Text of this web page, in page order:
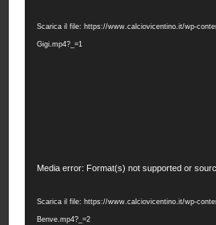
Scarica il file: https://www.calciovicentino.it/wp-
Gigi.mp4?_=1
Video
Media error: Format(s) not supported or
Scarica il file: https://www.calciovicentino.it/wp-
Benve.mp4?_=2